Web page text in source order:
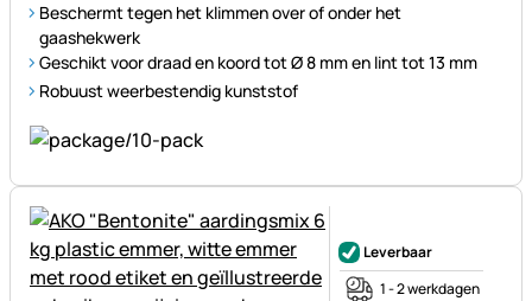
Beschermt tegen het klimmen over of onder het
gaashekwerk
Geschikt voor draad en koord tot Ø 8 mm en lint tot 13 mm
Robuust weerbestendig kunststof
Leverbaar
1 - 2 werkdagen